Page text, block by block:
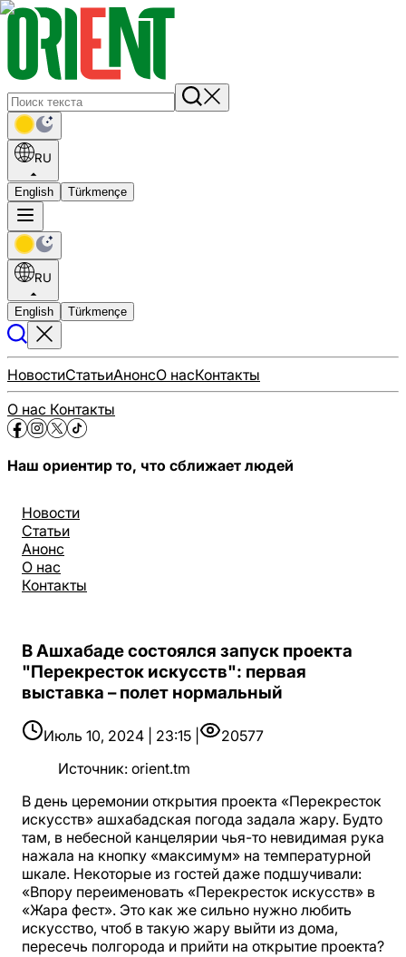
RU
English Türkmençe
RU
English Türkmençe
НовостиСтатьиАнонсО насКонтакты
О нас Контакты
Наш ориентир то, что сближает людей
Новости
Статьи
Анонс
О нас
Контакты
В Ашхабаде состоялся запуск проекта
"Перекресток искусств": первая
выставка – полет нормальный
Июль 10, 2024 | 23:15 |
20577
Источник: orient.tm
В день церемонии открытия проекта «Перекресток
искусств» ашхабадская погода задала жару. Будто
там, в небесной канцелярии чья-то невидимая рука
нажала на кнопку «максимум» на температурной
шкале. Некоторые из гостей даже подшучивали:
«Впору переименовать «Перекресток искусств» в
«Жара фест». Это как же сильно нужно любить
искусство, чтоб в такую жару выйти из дома,
пересечь полгорода и прийти на открытие проекта?